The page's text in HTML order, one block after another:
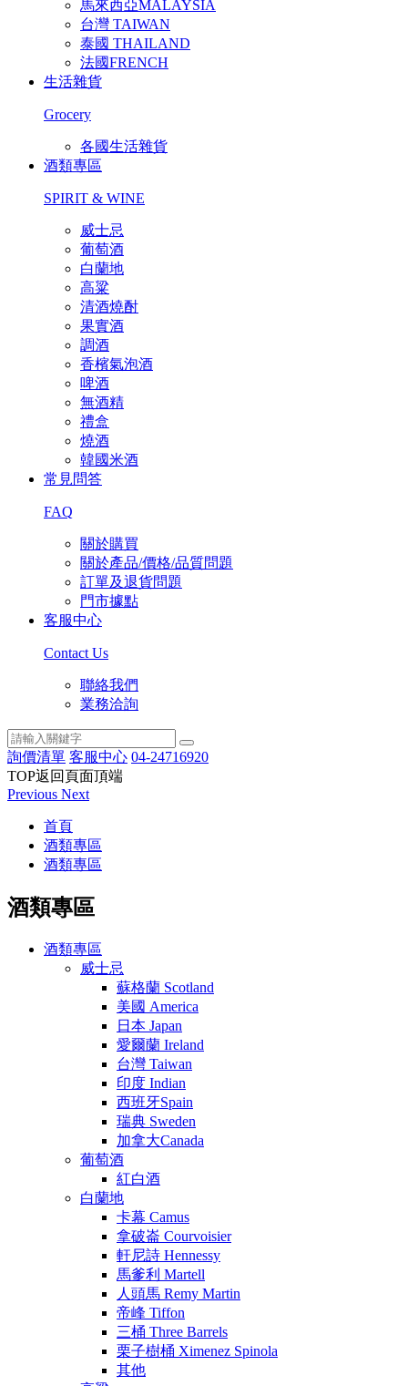
馬來西亞MALAYSIA
台灣 TAIWAN
泰國 THAILAND
法國FRENCH
生活雜貨
Grocery
各國生活雜貨
酒類專區
SPIRIT & WINE
威士忌
葡萄酒
白蘭地
高粱
清酒燒酎
果實酒
調酒
香檳氣泡酒
啤酒
無酒精
禮盒
燒酒
韓國米酒
常見問答
FAQ
關於購買
關於產品/價格/品質問題
訂單及退貨問題
門市據點
客服中心
Contact Us
聯絡我們
業務洽詢
詢價清單 客服中心 04-24716920
TOP返回頁面頂端
Previous Next
首頁
酒類專區
酒類專區
酒類專區
酒類專區
威士忌
蘇格蘭 Scotland
美國 America
日本 Japan
愛爾蘭 Ireland
台灣 Taiwan
印度 Indian
西班牙Spain
瑞典 Sweden
加拿大Canada
葡萄酒
紅白酒
白蘭地
卡幕 Camus
拿破崙 Courvoisier
軒尼詩 Hennessy
馬爹利 Martell
人頭馬 Remy Martin
帝峰 Tiffon
三桶 Three Barrels
栗子樹桶 Ximenez Spinola
其他